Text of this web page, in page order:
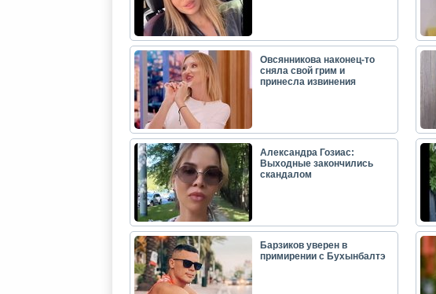
Овсянникова наконец-то
сняла свой грим и
принесла извинения
Александра Гозиас:
Выходные закончились
скандалом
Барзиков уверен в
примирении с Бухынбалтэ